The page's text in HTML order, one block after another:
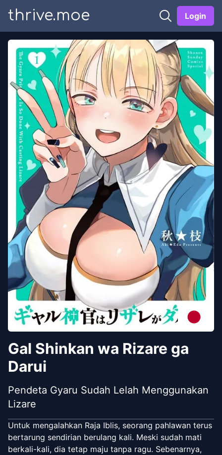
thrive.moe Login
Gal Shinkan wa Rizare ga
Darui
Pendeta Gyaru Sudah Lelah Menggunakan
Lizare
Untuk mengalahkan Raja Iblis, seorang pahlawan terus
bertarung sendirian berulang kali. Meski sudah mati
berkali-kali, dia tetap maju tanpa ragu. Sebenarnya,